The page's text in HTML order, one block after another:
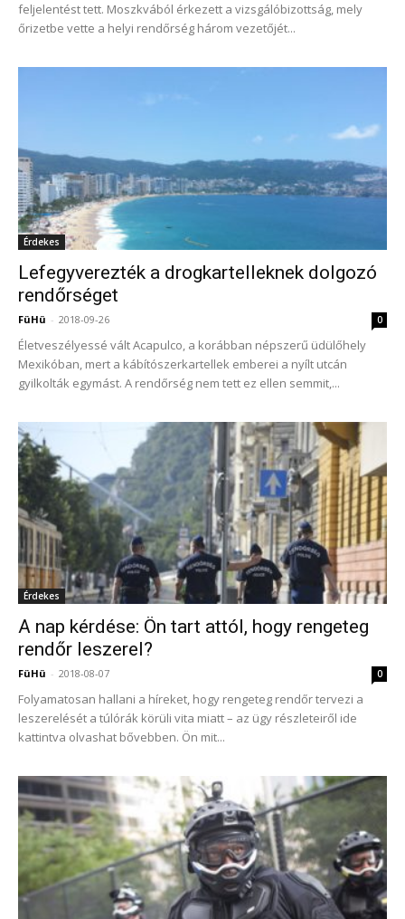
feljelentést tett. Moszkvából érkezett a vizsgálóbizottság, mely
őrizetbe vette a helyi rendőrség három vezetőjét...
Érdekes
Lefegyverezték a drogkartelleknek dolgozó
rendőrséget
FüHü - 2018-09-26 0
Életveszélyessé vált Acapulco, a korábban népszerű üdülőhely
Mexikóban, mert a kábítószerkartellek emberei a nyílt utcán
gyilkolták egymást. A rendőrség nem tett ez ellen semmit,...
Érdekes
A nap kérdése: Ön tart attól, hogy rengeteg
rendőr leszerel?
FüHü - 2018-08-07 0
Folyamatosan hallani a híreket, hogy rengeteg rendőr tervezi a
leszerelését a túlórák körüli vita miatt – az ügy részleteiről ide
kattintva olvashat bővebben. Ön mit...